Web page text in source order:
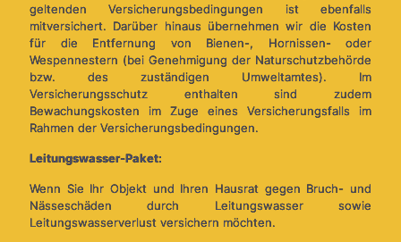
geltenden Versicherungsbedingungen ist ebenfalls
mitversichert. Darüber hinaus übernehmen wir die Kosten
für die Entfernung von Bienen-, Hornissen- oder
Wespennestern (bei Genehmigung der Naturschutzbehörde
bzw. des zuständigen Umweltamtes). Im
Versicherungsschutz enthalten sind zudem
Bewachungskosten im Zuge eines Versicherungsfalls im
Rahmen der Versicherungsbedingungen.
Leitungswasser-Paket:
Wenn Sie Ihr Objekt und Ihren Hausrat gegen Bruch- und
Nässeschäden durch Leitungswasser sowie
Leitungswasserverlust versichern möchten.